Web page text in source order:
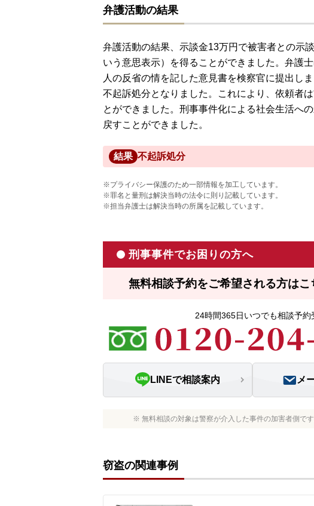
弁護活動の結果
弁護活動の結果、示談金13万円で被害者との示
いう意思表示）を得ることができました。弁護
人の反省の情を記した意見書を検察官に提出し
不起訴処分となりました。これにより、依頼者
とができました。刑事事件化による社会生活へ
戻すことができました。
結果 不起訴処分
※プライバシー保護のため一部情報を加工しています。
※罪名と量刑は解決当時の法令に則り記載しています。
※担当弁護士は解決当時の所属を記載しています。
刑事事件でお困りの方へ
無料相談予約をご希望される方はこ
24時間365日いつでも相談予約
LINEで相談案内 メ
※ 無料相談の対象は警察が介入した事件の加害者側で
窃盗の関連事例